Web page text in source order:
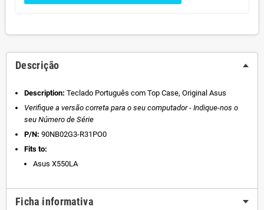
Descrição
Description: Teclado Português com Top Case, Original Asus
Verifique a versão correta para o seu computador - Indique-nos o
seu Número de Série
P/N: 90NB02G3-R31PO0
Fits to:
Asus X550LA
Ficha informativa